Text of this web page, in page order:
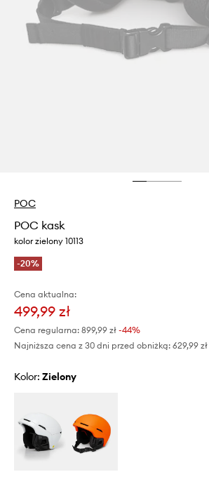
POC
POC kask
kolor zielony 10113
-20%
Cena aktualna:
499,99 zł
Cena regularna: 899,99 zł -44%
Najniższa cena z 30 dni przed obniżką: 629,99 zł
Kolor: zielony